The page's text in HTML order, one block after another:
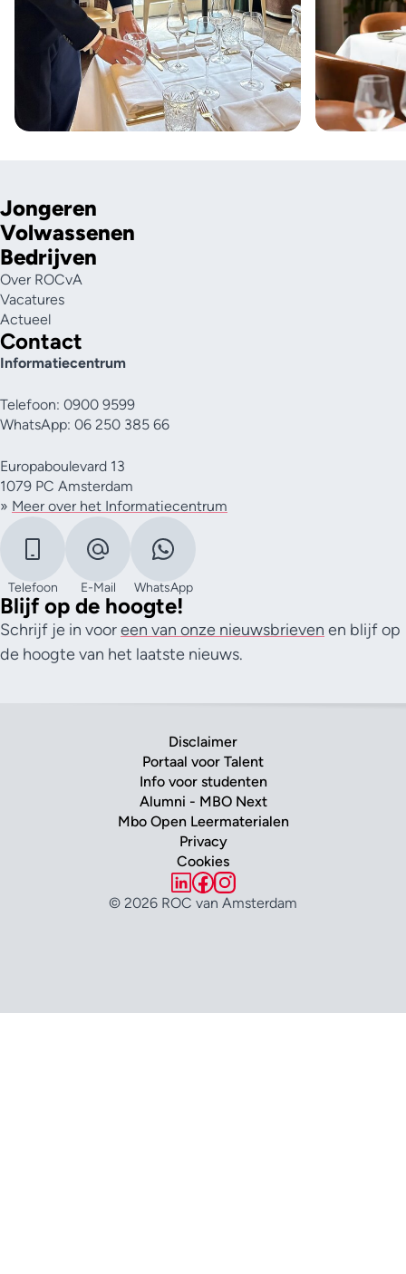
Jongeren
Volwassenen
Bedrijven
Over ROCvA
Vacatures
Actueel
Contact
Informatiecentrum
Telefoon: 0900 9599
WhatsApp: 06 250 385 66
Europaboulevard 13
1079 PC Amsterdam
» Meer over het Informatiecentrum
Telefoon E-Mail WhatsApp
Blijf op de hoogte!
Schrijf je in vooreen van onze nieuwsbrieven en blijf op
de hoogte van het laatste nieuws.
Disclaimer
Portaal voor Talent
Info voor studenten
Alumni - MBO Next
Mbo Open Leermaterialen
Privacy
Cookies
© 2026 ROC van Amsterdam